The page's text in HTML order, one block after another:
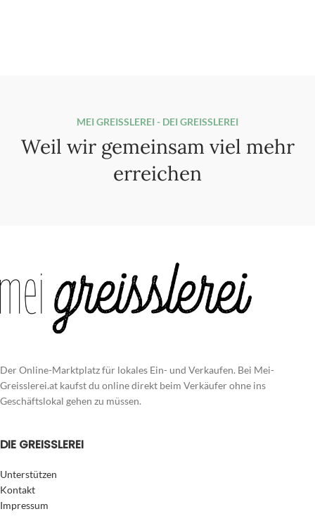
MEI GREISSLEREI - DEI GREISSLEREI
Weil wir gemeinsam viel mehr
erreichen
Der Online-Marktplatz für lokales Ein- und Verkaufen. Bei Mei-
Greisslerei.at kaufst du online direkt beim Verkäufer ohne ins
Geschäftslokal gehen zu müssen.
DIE GREISSLEREI
Unterstützen
Kontakt
Impressum